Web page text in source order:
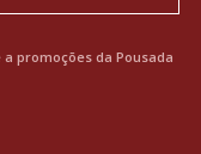
promoções da Pousada